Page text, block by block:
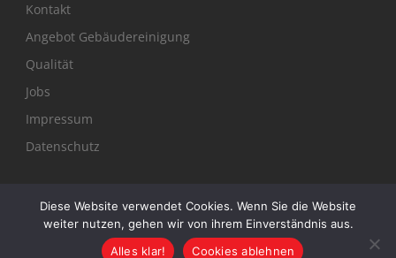
Kontakt
Angebot Gebäudereinigung
Qualität
Jobs
Impressum
Datenschutz
Diese Website verwendet Cookies. Wenn Sie die Website
weiter nutzen, gehen wir von ihrem Einverständnis aus.
Alles klar!
Cookies ablehnen